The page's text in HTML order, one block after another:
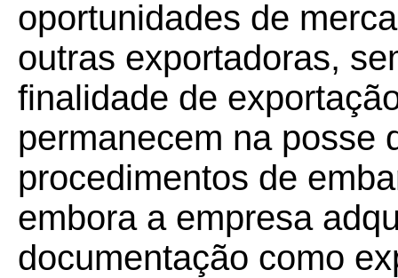
oportunidades de
outras exportadoras,
finalidade de
permanecem na posse
procedimentos de
embora a empresa
documentação como